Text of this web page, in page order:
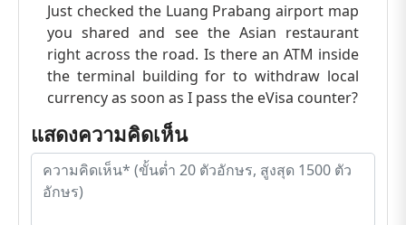
Just checked the Luang Prabang airport map
you shared and see the Asian restaurant
right across the road. Is there an ATM inside
the terminal building for to withdraw local
currency as soon as I pass the eVisa counter?
แสดงความคิดเห็น